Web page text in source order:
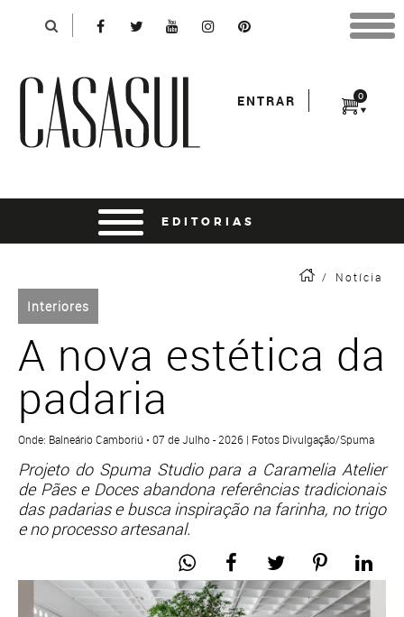
0
ENTRAR
/ Notícia
Interiores
A nova estética da
padaria
Onde: Balneário Camboriú • 07 de Julho - 2026 | Fotos Divulgação/Spuma
Projeto do Spuma Studio para a Caramelia Atelier
de Pães e Doces abandona referências tradicionais
das padarias e busca inspiração na farinha, no trigo
e no processo artesanal.
*Para finalizar sua compra informe seu e-mail:
*Senha:
entrar usando o facebook